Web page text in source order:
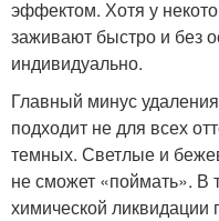
эффектом. Хотя у
заживают быстро и без
индивидуально.
Главный минус
подходит не для всех
темных. Светлые и
не сможет «поймать». В
химической ликвидации